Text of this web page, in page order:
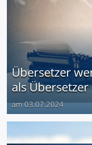
Übersetzer
als Übersetzer
am 03.07.2024